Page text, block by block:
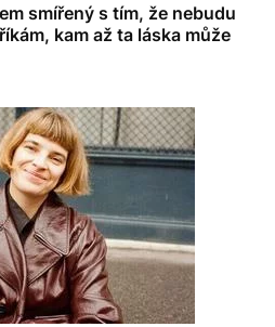
smířený s tím, že nebudu
kam až ta láska může